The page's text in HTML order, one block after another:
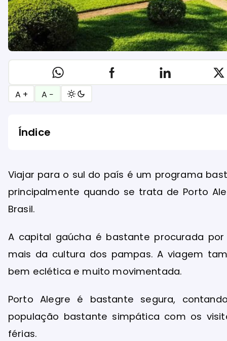
A + A −
Índice
Viajar para o sul do país é um programa
principalmente quando se trata de Porto
Brasil.
A capital gaúcha é bastante procurada
mais da cultura dos pampas. A viagem
bem eclética e muito movimentada.
Porto Alegre é bastante segura,
população bastante simpática com os
férias.